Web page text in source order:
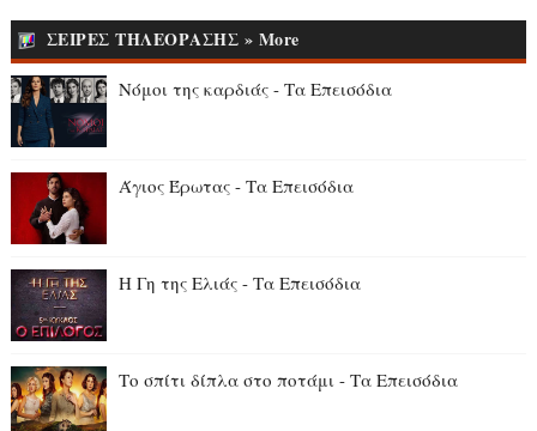
ΣΕΙΡΕΣ ΤΗΛΕΟΡΑΣΗΣ » More
Νόμοι της καρδιάς - Τα Επεισόδια
Άγιος Έρωτας - Τα Επεισόδια
Η Γη της Ελιάς - Τα Επεισόδια
Το σπίτι δίπλα στο ποτάμι - Τα Επεισόδια